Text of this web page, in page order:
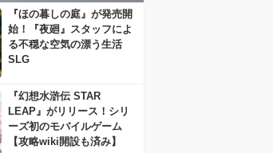
『ほの暮しの庭』が発売開
始！『夜廻』スタッフによ
る不穏な空気の漂う生活
SLG
『幻想水滸伝 STAR
LEAP』がリリース！シリ
ーズ初のモバイルゲーム
【攻略wiki開設も済み】